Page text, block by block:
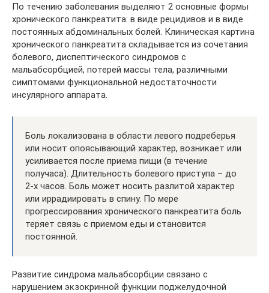
По течению заболевания выделяют 2 основные формы
хронического панкреатита: в виде рецидивов и в виде
постоянных абдоминальных болей. Клиническая картина
хронического панкреатита складывается из сочетания
болевого, диспептического синдромов с
мальабсорбцией, потерей массы тела, различными
симптомами функциональной недостаточности
инсулярного аппарата.
Боль локализована в области левого подреберья
или носит опоясывающий характер, возникает или
усиливается после приема пищи (в течение
получаса). Длительность болевого приступа – до
2-х часов. Боль может носить разлитой характер
или иррадиировать в спину. По мере
прогрессирования хронического панкреатита боль
теряет связь с приемом еды и становится
постоянной.
Развитие синдрома мальабсорбции связано с
нарушением экзокринной функции поджелудочной